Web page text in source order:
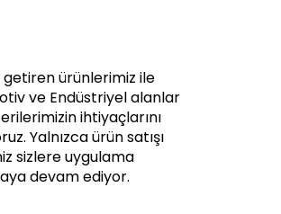
ürünlerimiz ile
ve Endüstriyel alanlar
ihtiyaçlarını
Yalnızca ürün satışı
sizlere uygulama
devam ediyor.